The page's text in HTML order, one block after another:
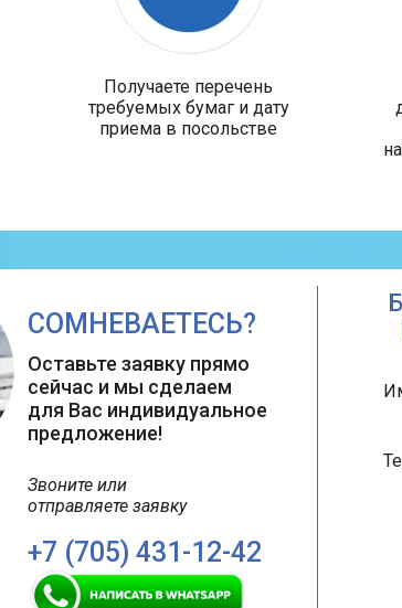
Получаете перечень
требуемых бумаг и дату
приема в посольстве
СОМНЕВАЕТЕСЬ?
Оставьте заявку прямо
сейчас и мы сделаем
для Вас индивидуальное
предложение!
Звоните или
отправляете заявку
+7 (705) 431-12-42